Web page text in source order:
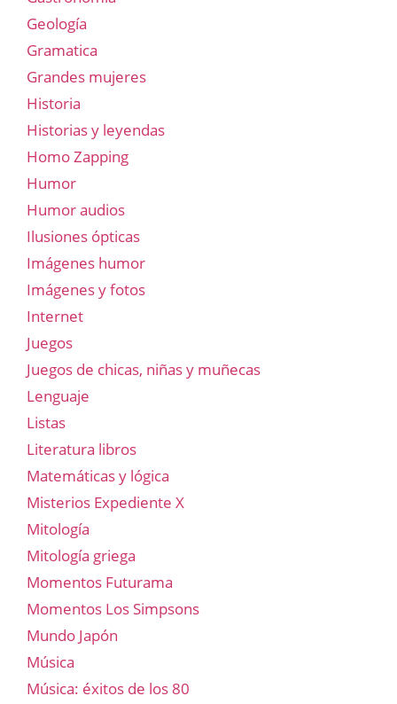
Geología
Gramatica
Grandes mujeres
Historia
Historias y leyendas
Homo Zapping
Humor
Humor audios
Ilusiones ópticas
Imágenes humor
Imágenes y fotos
Internet
Juegos
Juegos de chicas, niñas y muñecas
Lenguaje
Listas
Literatura libros
Matemáticas y lógica
Misterios Expediente X
Mitología
Mitología griega
Momentos Futurama
Momentos Los Simpsons
Mundo Japón
Música
Música: éxitos de los 80